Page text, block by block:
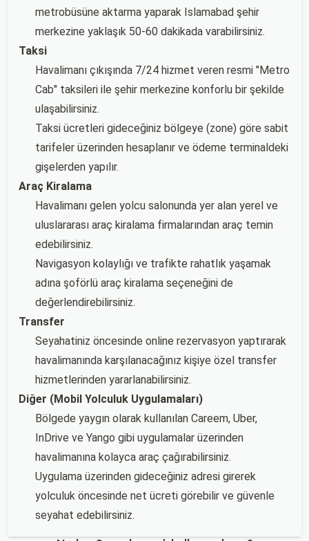
metrobüsüne aktarma yaparak Islamabad şehir
merkezine yaklaşık 50-60 dakikada varabilirsiniz.
Taksi
Havalimanı çıkışında 7/24 hizmet veren resmi "Metro
Cab" taksileri ile şehir merkezine konforlu bir şekilde
ulaşabilirsiniz.
Taksi ücretleri gideceğiniz bölgeye (zone) göre sabit
tarifeler üzerinden hesaplanır ve ödeme terminaldeki
gişelerden yapılır.
Araç Kiralama
Havalimanı gelen yolcu salonunda yer alan yerel ve
uluslararası araç kiralama firmalarından araç temin
edebilirsiniz.
Navigasyon kolaylığı ve trafikte rahatlık yaşamak
adına şoförlü araç kiralama seçeneğini de
değerlendirebilirsiniz.
Transfer
Seyahatiniz öncesinde online rezervasyon yaptırarak
havalimanında karşılanacağınız kişiye özel transfer
hizmetlerinden yararlanabilirsiniz.
Diğer (Mobil Yolculuk Uygulamaları)
Bölgede yaygın olarak kullanılan Careem, Uber,
InDrive ve Yango gibi uygulamalar üzerinden
havalimanına kolayca araç çağırabilirsiniz.
Uygulama üzerinden gideceğiniz adresi girerek
yolculuk öncesinde net ücreti görebilir ve güvenle
seyahat edebilirsiniz.